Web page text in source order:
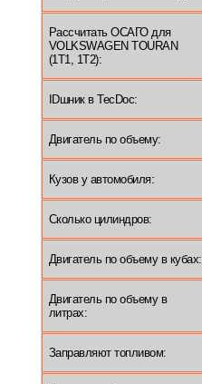
Рассчитать ОСАГО для
VOLKSWAGEN TOURAN
(1T1, 1T2):
IDшник в TecDoc:
Двигатель по объему:
Кузов у автомобиля:
Сколько цилиндров:
Двигатель по объему в кубах:
Двигатель по объему в
литрах:
Заправляют топливом: